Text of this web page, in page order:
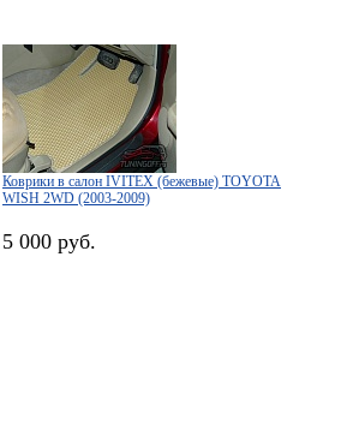
Коврики в салон IVITEX (бежевые) TOYOTA
WISH 2WD (2003-2009)
5 000 руб.